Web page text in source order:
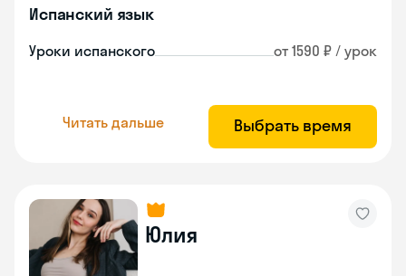
Испанский язык
Уроки испанского от 1590 ₽ / урок
Читать дальше Выбрать время
Юлия